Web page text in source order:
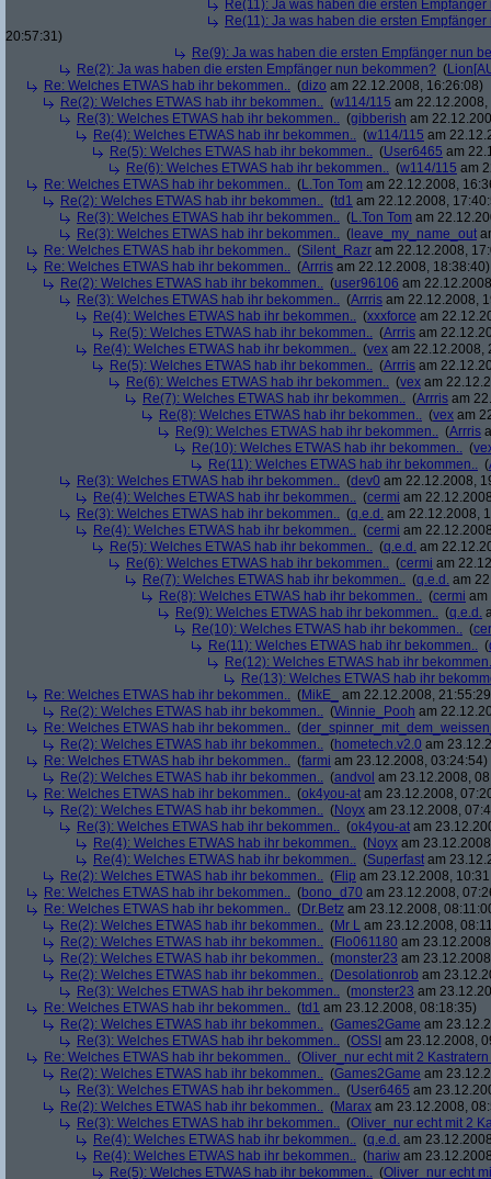
Re(11): Ja was haben die ersten
Re(11): Ja was haben die ersten
20:57:31)
Re(9): Ja was haben die ersten Empfänger nun
Re(2): Ja was haben die ersten Empfänger nun bekommen? (
Re: Welches ETWAS hab ihr bekommen.. (dizo am 22.12.2008, 16:26:08)
Re(2): Welches ETWAS hab ihr bekommen.. (w114/115 am
Re(3): Welches ETWAS hab ihr bekommen.. (gibberish am
Re(4): Welches ETWAS hab ihr bekommen.. (w114/115 am
Re(5): Welches ETWAS hab ihr bekommen.. (User6465 am
Re(6): Welches ETWAS hab ihr bekommen.. (w114/115 am
Re: Welches ETWAS hab ihr bekommen.. (L.Ton Tom am 22.12.2008,
Re(2): Welches ETWAS hab ihr bekommen.. (td1 am 22.12.2008,
Re(3): Welches ETWAS hab ihr bekommen.. (L.Ton Tom am
Re(3): Welches ETWAS hab ihr bekommen.. ( leave_my_name_out
Re: Welches ETWAS hab ihr bekommen.. (Silent_Razr am 22.12.2008,
Re: Welches ETWAS hab ihr bekommen.. (Arrris am 22.12.2008, 18:38:40)
Re(2): Welches ETWAS hab ihr bekommen.. (user96106 am
Re(3): Welches ETWAS hab ihr bekommen.. (Arrris am 22.12.2008,
Re(4): Welches ETWAS hab ihr bekommen.. (xxxforce am
Re(5): Welches ETWAS hab ihr bekommen.. (Arrris am
Re(4): Welches ETWAS hab ihr bekommen.. (vex am 22.12.2008,
Re(5): Welches ETWAS hab ihr bekommen.. (Arrris am
Re(6): Welches ETWAS hab ihr bekommen.. (vex am
Re(7): Welches ETWAS hab ihr bekommen.. (Arrris am
Re(8): Welches ETWAS hab ihr bekommen.. (vex am
Re(9): Welches ETWAS hab ihr bekommen.. (Arrris
Re(10): Welches ETWAS hab ihr bekommen.. (
Re(11): Welches ETWAS hab ihr bekommen.. (
Re(3): Welches ETWAS hab ihr bekommen.. (dev0 am 22.12.2008,
Re(4): Welches ETWAS hab ihr bekommen.. (cermi am
Re(3): Welches ETWAS hab ihr bekommen.. (q.e.d. am 22.12.2008,
Re(4): Welches ETWAS hab ihr bekommen.. (cermi am
Re(5): Welches ETWAS hab ihr bekommen.. (q.e.d. am
Re(6): Welches ETWAS hab ihr bekommen.. (cermi am
Re(7): Welches ETWAS hab ihr bekommen.. (q.e.d. am
Re(8): Welches ETWAS hab ihr bekommen.. (cermi am
Re(9): Welches ETWAS hab ihr bekommen.. (q.e.d.
Re(10): Welches ETWAS hab ihr bekommen.. (
Re(11): Welches ETWAS hab ihr bekommen.. (
Re(12): Welches ETWAS hab ihr
Re(13): Welches ETWAS hab ihr
Re: Welches ETWAS hab ihr bekommen.. (MikE_
am 22.12.2008,
Re(2): Welches ETWAS hab ihr bekommen.. (Winnie_Pooh am
Re: Welches ETWAS hab ihr bekommen.. (
Re(2): Welches ETWAS hab ihr bekommen.. (hometech.v2.0 am
Re: Welches ETWAS hab ihr bekommen.. (farmi am 23.12.2008, 03:24:54)
Re(2): Welches ETWAS hab ihr bekommen.. (andvol am 23.12.2008,
Re: Welches ETWAS hab ihr bekommen.. (ok4you-at am 23.12.2008,
Re(2): Welches ETWAS hab ihr bekommen.. (Noyx am 23.12.2008,
Re(3): Welches ETWAS hab ihr bekommen.. (ok4you-at am
Re(4): Welches ETWAS hab ihr bekommen.. (Noyx am
Re(4): Welches ETWAS hab ihr bekommen.. (Superfast am
Re(2): Welches ETWAS hab ihr bekommen.. (Flip am 23.12.2008,
Re: Welches ETWAS hab ihr bekommen.. (bono_d70 am 23.12.2008,
Re: Welches ETWAS hab ihr bekommen.. (Dr.Betz am 23.12.2008,
Re(2): Welches ETWAS hab ihr bekommen.. (Mr L am 23.12.2008,
Re(2): Welches ETWAS hab ihr bekommen.. (Flo061180 am
Re(2): Welches ETWAS hab ihr bekommen.. (monster23 am
Re(2): Welches ETWAS hab ihr bekommen.. (Desolationrob am
Re(3): Welches ETWAS hab ihr bekommen.. (monster23 am
Re: Welches ETWAS hab ihr bekommen.. (td1 am 23.12.2008, 08:18:35)
Re(2): Welches ETWAS hab ihr bekommen.. (Games2Game am
Re(3): Welches ETWAS hab ihr bekommen.. (OSSI am 23.12.2008,
Re: Welches ETWAS hab ihr bekommen.. (Oliver_nur echt mit 2
Re(2): Welches ETWAS hab ihr bekommen.. (Games2Game am
Re(3): Welches ETWAS hab ihr bekommen.. (User6465 am
Re(2): Welches ETWAS hab ihr bekommen.. (Marax am 23.12.2008,
Re(3): Welches ETWAS hab ihr bekommen.. (Oliver_nur echt mit 2
Re(4): Welches ETWAS hab ihr bekommen.. (q.e.d. am
Re(4): Welches ETWAS hab ihr bekommen.. (hariw am
Re(5): Welches ETWAS hab ihr bekommen.. (Oliver_nur echt